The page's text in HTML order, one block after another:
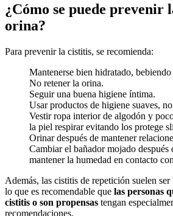
¿Cómo se puede prevenir
orina?
Para prevenir la cistitis, se recomienda:
Mantenerse bien hidratado, bebiendo
No retener la orina.
Seguir una buena higiene íntima.
Usar productos de higiene suaves,
Vestir ropa interior de algodón y
la piel respirar evitando los protege
Orinar después de mantener
Cambiar el bañador mojado después
mantener la humedad en contacto
Además, las cistitis de repetición suelen ser
lo que es recomendable que las personas
cistitis o son propensas tengan
recomendaciones.